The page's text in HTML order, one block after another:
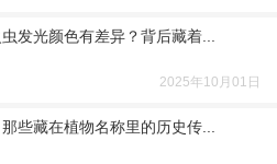
发光颜色有差异？背后藏着...
2025年10月01日
些藏在植物名称里的历史传...